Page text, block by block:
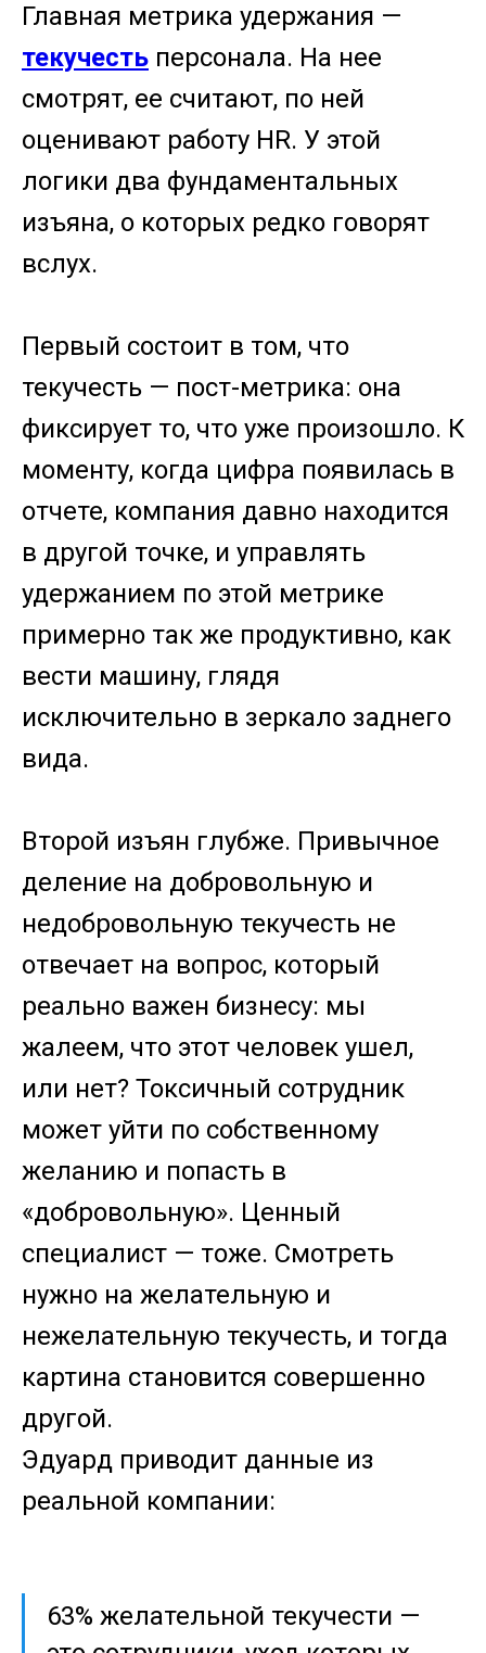
Главная метрика удержания —
текучесть персонала. На нее
смотрят, ее считают, по ней
оценивают работу HR. У этой
логики два фундаментальных
изъяна, о которых редко говорят
вслух.
Первый состоит в том, что
текучесть — пост-метрика: она
фиксирует то, что уже произошло. К
моменту, когда цифра появилась в
отчете, компания давно находится
в другой точке, и управлять
удержанием по этой метрике
примерно так же продуктивно, как
вести машину, глядя
исключительно в зеркало заднего
вида.
Второй изъян глубже. Привычное
деление на добровольную и
недобровольную текучесть не
отвечает на вопрос, который
реально важен бизнесу: мы
жалеем, что этот человек ушел,
или нет? Токсичный сотрудник
может уйти по собственному
желанию и попасть в
«добровольную». Ценный
специалист — тоже. Смотреть
нужно на желательную и
нежелательную текучесть, и тогда
картина становится совершенно
другой.
Эдуард приводит данные из
реальной компании:
63% желательной текучести —